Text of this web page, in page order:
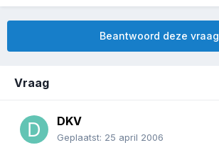
Beantwoord deze vraag
Vraag
DKV
Geplaatst: 25 april 2006